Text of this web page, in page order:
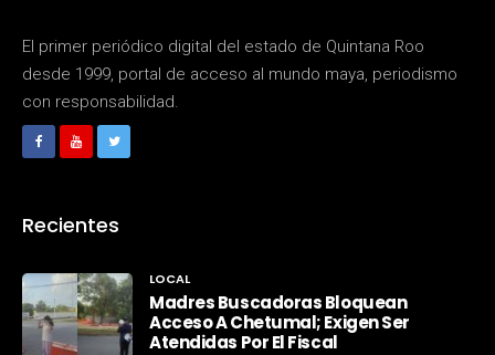
El primer periódico digital del estado de Quintana Roo
desde 1999, portal de acceso al mundo maya, periodismo
con responsabilidad.
Recientes
LOCAL
Madres Buscadoras Bloquean
Acceso A Chetumal; Exigen Ser
Atendidas Por El Fiscal